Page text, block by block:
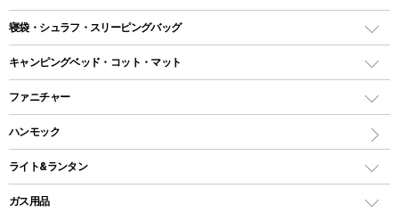
テント
ツールームテント
ワンポールテント
シェルターテント
ロッジ型・オリジナルテント
寝袋・シュラフ・スリーピングバッグ
レクタングラー型（封筒型）シュラフ
インナーシュラフ
キャンピングベッド・コット・マット
キャンピングベッド・コット
インフレータブルマット
ファニチャー
アウトドアテーブル
レジャーシート
ハンモック
ライト&ランタン
LEDランタン
ガス用品